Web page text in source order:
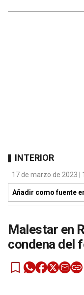
INTERIOR
17 de marzo de 2023 |
Añadir como fuente
Malestar en
condena del